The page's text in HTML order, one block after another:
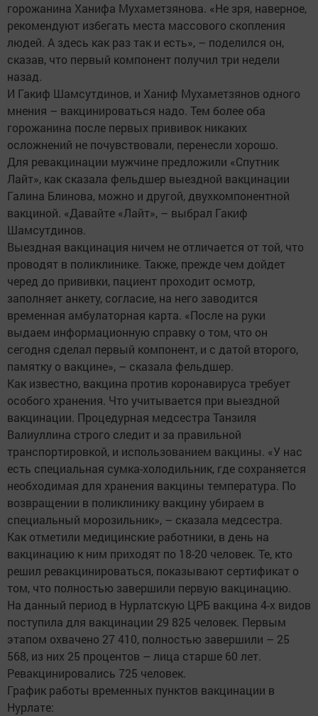
горожанина Ханифа Мухаметзянова. «Не зря, наверное,
рекомендуют избегать места массового скопления
людей. А здесь как раз так и есть», – поделился он,
сказав, что первый компонент получил три недели
назад.
И Гакиф Шамсутдинов, и Ханиф Мухаметзянов одного
мнения – вакцинироваться надо. Тем более оба
горожанина после первых прививок никаких
осложнений не почувствовали, перенесли хорошо.
Для ревакцинации мужчине предложили «Спутник
Лайт», как сказала фельдшер выездной вакцинации
Галина Блинова, можно и другой, двухкомпонентной
вакциной. «Давайте «Лайт», – выбрал Гакиф
Шамсутдинов.
Выездная вакцинация ничем не отличается от той, что
проводят в поликлинике. Также, прежде чем дойдет
черед до прививки, пациент проходит осмотр,
заполняет анкету, согласие, на него заводится
временная амбулаторная карта. «После на руки
выдаем информационную справку о том, что он
сегодня сделал первый компонент, и с датой второго,
памятку о вакцине», – сказала фельдшер.
Как известно, вакцина против коронавируса требует
особого хранения. Что учитывается при выездной
вакцинации. Процедурная медсестра Танзиля
Валиуллина строго следит и за правильной
транспортировкой, и использованием вакцины. «У нас
есть специальная сумка-холодильник, где сохраняется
необходимая для хранения вакцины температура. По
возвращении в поликлинику вакцину убираем в
специальный морозильник», – сказала медсестра.
Как отметили медицинские работники, в день на
вакцинацию к ним приходят по 18-20 человек. Те, кто
решил ревакцинироваться, показывают сертификат о
том, что полностью завершили первую вакцинацию.
На данный период в Нурлатскую ЦРБ вакцина 4-х видов
поступила для вакцинации 29 825 человек. Первым
этапом охвачено 27 410, полностью завершили – 25
568, из них 25 процентов – лица старше 60 лет.
Ревакцинировались 725 человек.
График работы временных пунктов вакцинации в
Нурлате: